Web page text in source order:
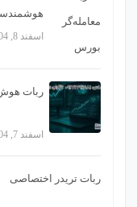
اسفند 8, 1404
ربات هوش
اسفند 7, 1404
ربات تریدر اختصاصی